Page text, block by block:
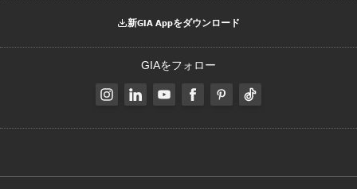
新GIA Appをダウンロード
GIAをフォロー